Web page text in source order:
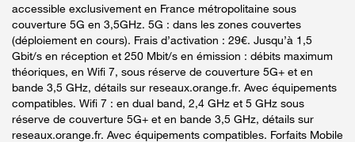
accessible exclusivement en France métropolitaine sous
couverture 5G en 3,5GHz. 5G : dans les zones couvertes
(déploiement en cours). Frais d’activation : 29€. Jusqu’à 1,5
Gbit/s en réception et 250 Mbit/s en émission : débits maximum
théoriques, en Wifi 7, sous réserve de couverture 5G+ et en
bande 3,5 GHz, détails sur reseaux.orange.fr. Avec équipements
compatibles. Wifi 7 : en dual band, 2,4 GHz et 5 GHz sous
réserve de couverture 5G+ et en bande 3,5 GHz, détails sur
reseaux.orange.fr. Avec équipements compatibles. Forfaits Mobile